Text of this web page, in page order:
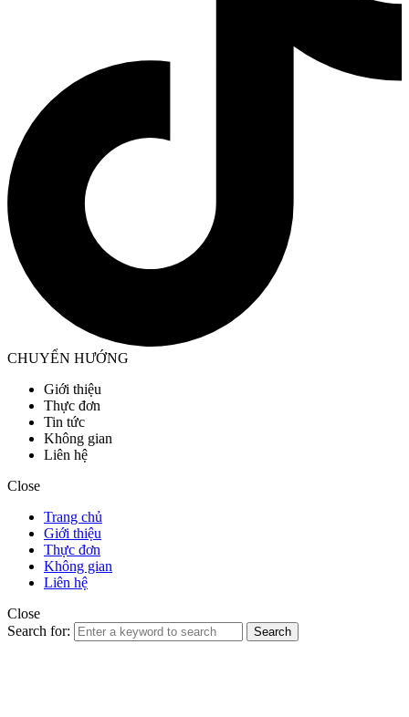
CHUYỂN HƯỚNG
Giới thiệu
Thực đơn
Tin tức
Không gian
Liên hệ
Close
Trang chủ
Giới thiệu
Thực đơn
Không gian
Liên hệ
Close
Search for:
Search